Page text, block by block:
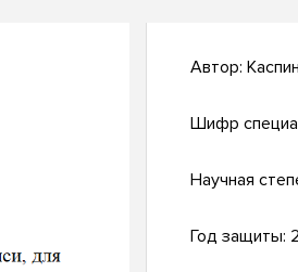
Автор:
Шифр
Научная
Год защиты: